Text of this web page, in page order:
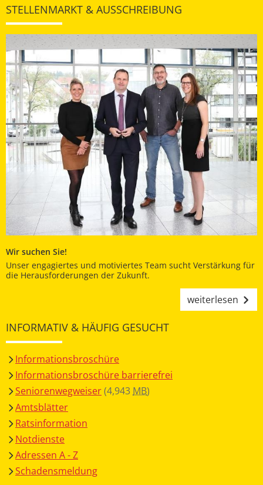
STELLENMARKT & AUSSCHREIBUNG
Wir suchen Sie!
Unser engagiertes und motiviertes Team sucht Verstärkung für
die Herausforderungen der Zukunft.
weiterlesen
INFORMATIV & HÄUFIG GESUCHT
Informationsbroschüre
Informationsbroschüre barrierefrei
Seniorenwegweiser(4,943MB)
Amtsblätter
Ratsinformation
Notdienste
Adressen A - Z
Schadensmeldung